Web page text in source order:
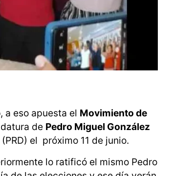
a eso apuesta el Movimiento de
de Pedro Miguel González
el próximo 11 de junio.
lo ratificó el mismo Pedro